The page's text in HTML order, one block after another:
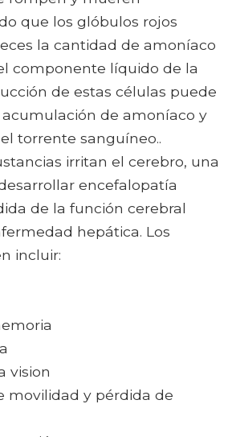
que los glóbulos rojos
la cantidad de amoníaco
componente líquido de la
de estas células puede
de amoníaco y
torrente sanguíneo..
irritan el cerebro, una
encefalopatía
de la función cerebral
hepática. Los
incluir:
vision
movilidad y pérdida de